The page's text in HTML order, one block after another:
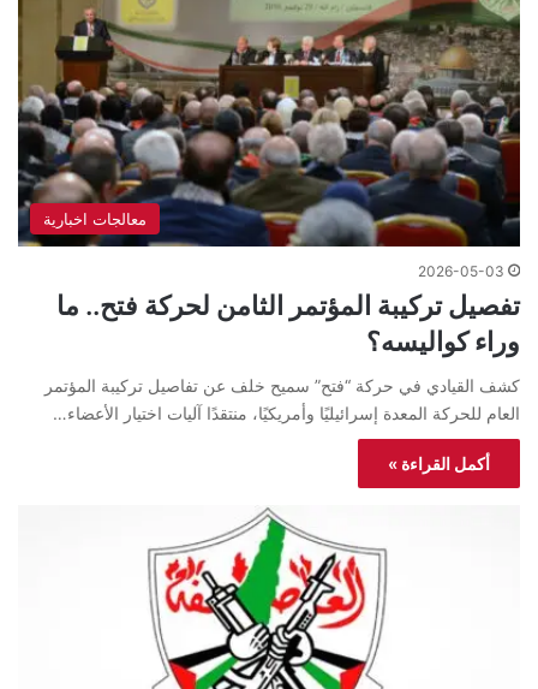
معالجات اخبارية
2026-05-03
تفصيل تركيبة المؤتمر الثامن لحركة فتح.. ما
وراء كواليسه؟
كشف القيادي في حركة “فتح” سميح خلف عن تفاصيل تركيبة المؤتمر
العام للحركة المعدة إسرائيليًا وأمريكيًا، منتقدًا آليات اختيار الأعضاء…
أكمل القراءة »